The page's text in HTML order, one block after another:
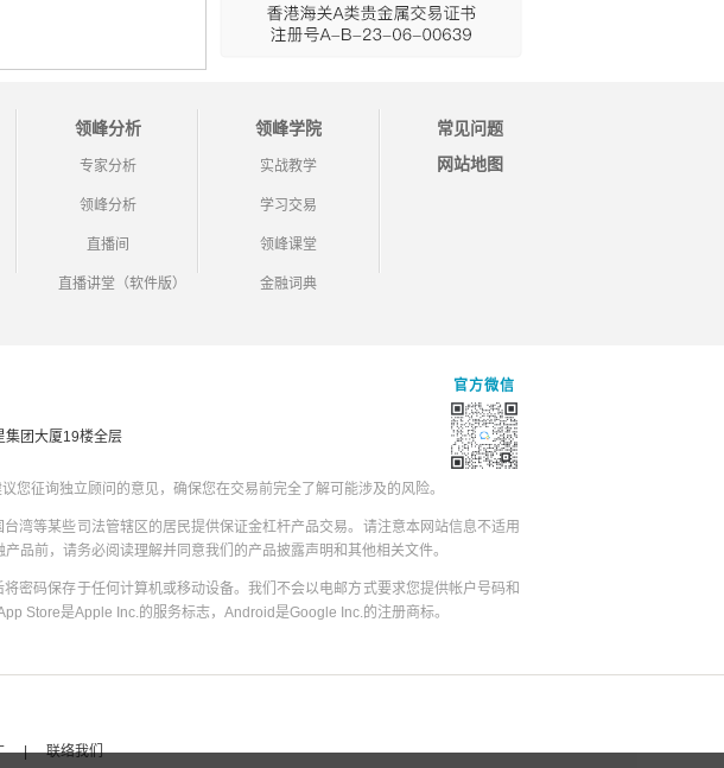
领峰分析
专家分析
领峰分析
直播间
直播讲堂（软件版）
领峰学院
实战教学
学习交易
领峰课堂
金融词典
常见问题
网站地图
集团大厦19楼全层
官方微信
征询独立顾问的意见，确保您在交易前完全了解可能涉及的风险。
湾等某些司法管辖区的居民提供保证金杠杆产品交易。请注意本网站信息不适用
品前，请务必阅读理解并同意我们的产品披露声明和其他相关文件。
密码保存于任何计算机或移动设备。我们不会以电邮方式要求您提供帐户号码和
Store是Apple Inc.的服务标志，Android是Google Inc.的注册商标。
| 联络我们